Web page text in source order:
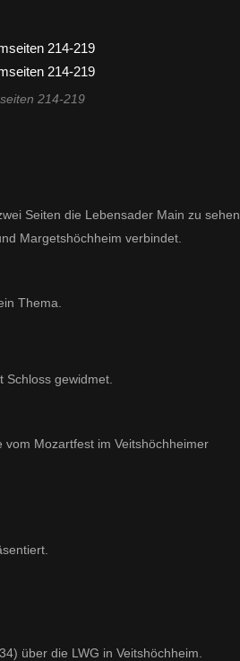
214-219
Seiten die Lebensader Main zu sehen,
Margetshöchheim verbindet.
Thema.
gewidmet.
Mozartfest im Veitshöchheimer
über die LWG in Veitshöchheim.